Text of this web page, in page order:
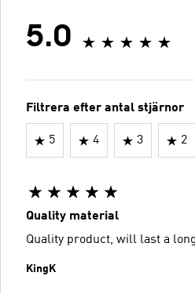
5.0
Filtrera efter antal stjärnor
5 4 3 2
Quality material
Quality product, will last a
KingK